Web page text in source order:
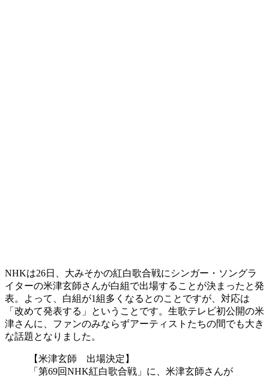
NHKは26日、大みそかの紅白歌合戦にシンガー・ソングラ
イターの米津玄師さんが白組で出場することが決まったと発
表。よって、白組が1組多くなるとのことですが、対応は
「改めて発表する」ということです。生歌テレビ初公開の米
津さんに、ファンのみならずアーティストたちの間でも大き
な話題となりました。
【米津玄師 出場決定】
「第69回NHK紅白歌合戦」に、米津玄師さんが